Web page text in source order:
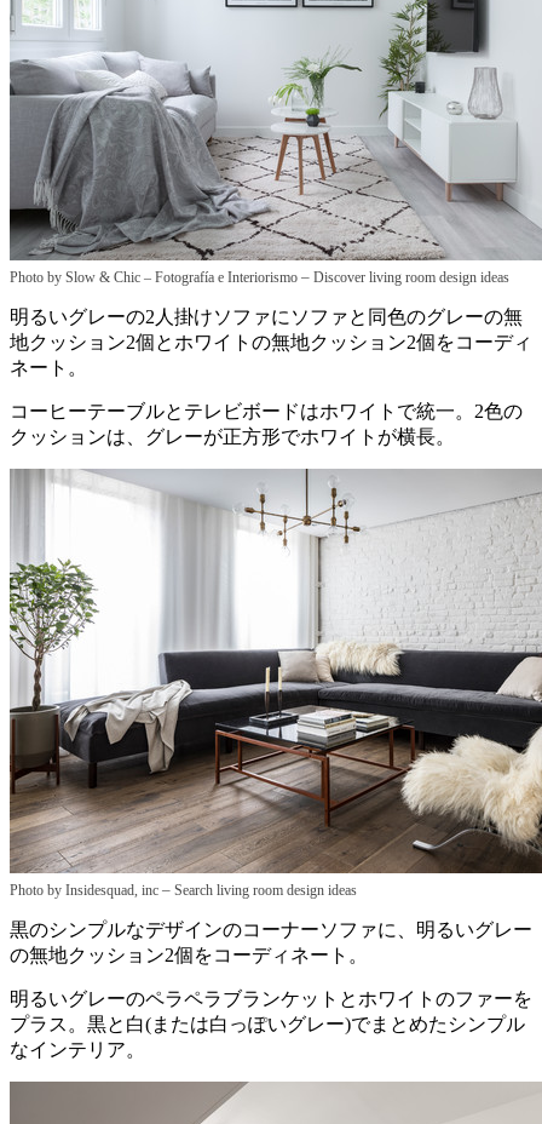
Photo by Slow & Chic – Fotografía e Interiorismo – Discover living room design ideas
明るいグレーの2人掛けソファにソファと同色のグレーの無
地クッション2個とホワイトの無地クッション2個をコーディ
ネート。
コーヒーテーブルとテレビボードはホワイトで統一。2色の
クッションは、グレーが正方形でホワイトが横長。
Photo by Insidesquad, inc – Search living room design ideas
黒のシンプルなデザインのコーナーソファに、明るいグレー
の無地クッション2個をコーディネート。
明るいグレーのペラペラブランケットとホワイトのファーを
プラス。黒と白(または白っぽいグレー)でまとめたシンプル
なインテリア。